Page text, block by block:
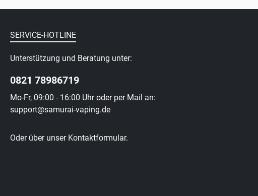
SERVICE-HOTLINE
Unterstützung und Beratung unter:
0821 78986719
Mo-Fr, 09:00 - 16:00 Uhr oder per Mail an:
support@samurai-vaping.de
Oder über unser Kontaktformular.